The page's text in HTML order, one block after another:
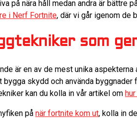
på nära håll medan andra är bättre
i Nerf Fortnite, där vi går igenom de
som
är en av de mest unika
bygga skydd och använda
kan du kolla in vår artikel om
på när fortnite kom ut, kolla in